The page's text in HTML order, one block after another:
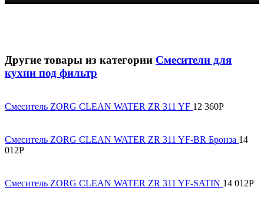
Другие товары из категории Смесители для
кухни под фильтр
Смеситель ZORG CLEAN WATER ZR 311 YF 12 360Р
Смеситель ZORG CLEAN WATER ZR 311 YF-BR Бронза 14
012Р
Смеситель ZORG CLEAN WATER ZR 311 YF-SATIN 14 012Р